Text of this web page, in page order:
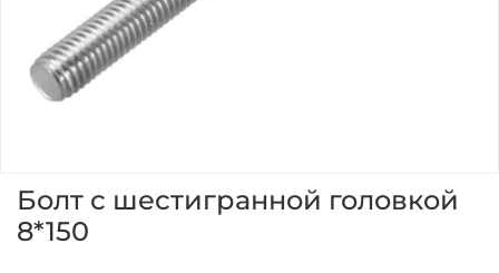
Болт с шестигранной головкой
8*150